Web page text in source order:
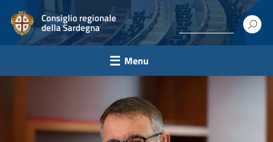
Consiglio regionale
della Sardegna
Menu